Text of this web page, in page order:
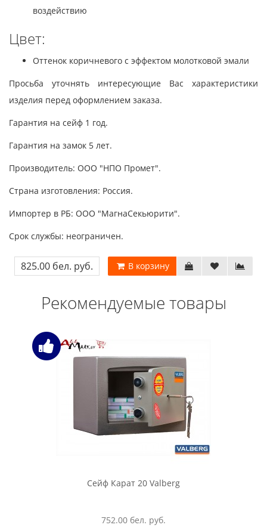
воздействию
Цвет:
Оттенок коричневого с эффектом молотковой эмали
Просьба уточнять интересующие Вас характеристики
изделия перед оформлением заказа.
Гарантия на сейф 1 год.
Гарантия на замок 5 лет.
Производитель: ООО "НПО Промет".
Страна изготовления: Россия.
Импортер в РБ: ООО "МагнаСекьюрити".
Срок службы: неограничен.
825.00 бел. руб. В корзину
Рекомендуемые товары
Сейф Карат 20 Valberg
752.00 бел. руб.